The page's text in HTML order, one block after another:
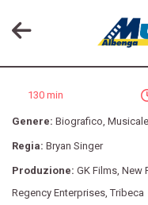
BOHEMIAN
130 min
Genere: Biografico, Musicale
Regia: Bryan Singer
Produzione: GK Films, New
Regency Enterprises,Tribeca